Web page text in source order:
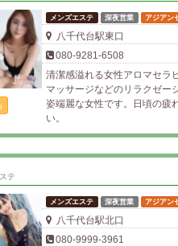
メンズエステ 深夜営業 アジアン
八千代台駅東口
080-9281-6508
清潔感溢れる女性アロマセラ
マッサージなどのリラクゼー
姿端麗な女性です。日頃の疲
い。
テ
メンズエステ 深夜営業 アジアン
八千代台駅北口
080-9999-3961